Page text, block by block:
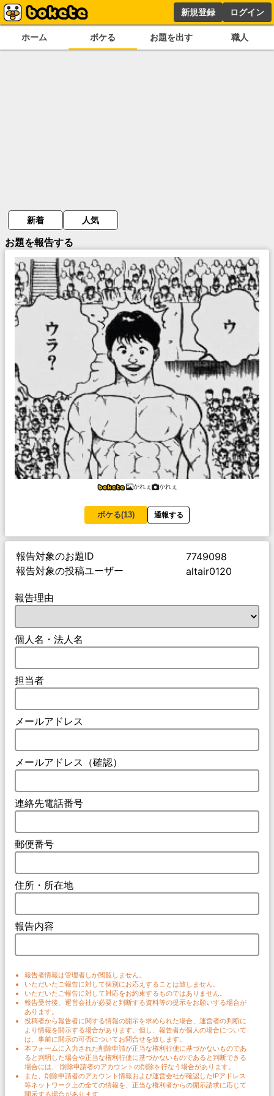
新規登録 ログイン
ホーム ボケる お題を出す 職人
新着 人気
お題を報告する
かれぇ かれぇ
ボケる(13) 通報する
報告対象のお題ID
7749098
報告対象の投稿ユーザー
altair0120
報告理由
個人名・法人名
担当者
メールアドレス
メールアドレス（確認）
連絡先電話番号
郵便番号
住所・所在地
報告内容
報告者情報は管理者しか閲覧しません。
いただいたご報告に対して個別にお応えすることは致しません。
いただいたご報告に対して対応をお約束するものではありません。
報告受付後、運営会社が必要と判断する資料等の提示をお願いする場合が
あります。
投稿者から報告者に関する情報の開示を求められた場合、運営者の判断に
より情報を開示する場合があります。但し、報告者が個人の場合について
は、事前に開示の可否についてお問合せを致します。
本フォームに入力された削除申請が正当な権利行使に基づかないものであ
ると判明した場合や正当な権利行使に基づかないものであると判断できる
場合には、 削除申請者のアカウントの削除を行なう場合があります。
また、削除申請者のアカウント情報および運営会社が確認したIPアドレス
等ネットワーク上の全ての情報を、正当な権利者からの開示請求に応じて
開示する場合があります。